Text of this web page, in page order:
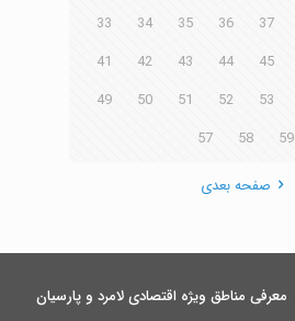
33
34 35 36 37
41
42 43 44 45
49
50 51 52 53
57
58 59
صفحه بعدی
معرفی مناطق ویژه اقتصادی لامرد و پارسیان